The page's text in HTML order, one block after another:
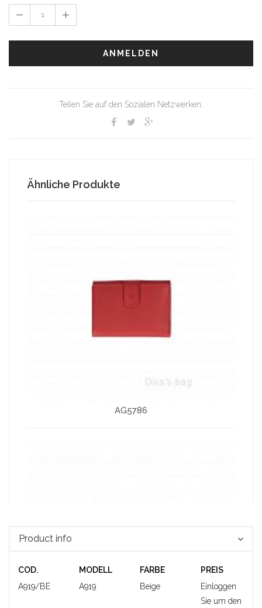
ANMELDEN
Teilen Sie auf den Sozialen Netzwerken.
Ähnliche Produkte
AG5786
Product info
COD. MODELL FARBE
PREIS
A919/BE
A919 Beige
Einloggen
Sie um den